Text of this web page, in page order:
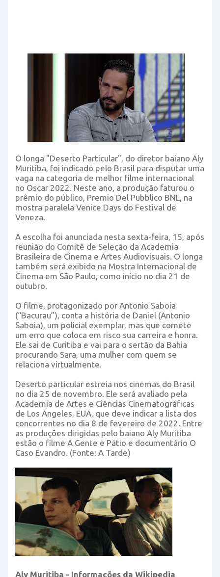
O longa "Deserto Particular", do diretor baiano Aly
Muritiba, foi indicado pelo Brasil para disputar uma
vaga na categoria de melhor filme internacional
no Oscar 2022. Neste ano, a produção faturou o
prêmio do público, Premio Del Pubblico BNL, na
mostra paralela Venice Days do Festival de
Veneza.
A escolha foi anunciada nesta sexta-feira, 15, após
reunião do Comitê de Seleção da Academia
Brasileira de Cinema e Artes Audiovisuais. O longa
também será exibido na Mostra Internacional de
Cinema em São Paulo, como início no dia 21 de
outubro.
O filme, protagonizado por Antonio Saboia
(“Bacurau”), conta a história de Daniel (Antonio
Saboia), um policial exemplar, mas que comete
um erro que coloca em risco sua carreira e honra.
Ele sai de Curitiba e vai para o sertão da Bahia
procurando Sara, uma mulher com quem se
relaciona virtualmente.
Deserto particular estreia nos cinemas do Brasil
no dia 25 de novembro. Ele será avaliado pela
Academia de Artes e Ciências Cinematográficas
de Los Angeles, EUA, que deve indicar a lista dos
concorrentes no dia 8 de fevereiro de 2022. Entre
as produções dirigidas pelo baiano Aly Muritiba
estão o filme A Gente e Pátio e documentário O
Caso Evandro. (Fonte: A Tarde)
Aly Muritiba - Informações da Wikipedia